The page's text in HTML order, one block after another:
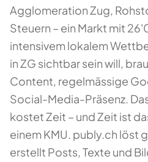
Agglomeration Zug,
Steuern – ein Markt mit
intensivem lokalem
in ZG sichtbar sein will,
Content, regelmässige
Social-Media-Präsenz.
kostet Zeit – und Zeit ist
einem KMU. publy.ch löst
erstellt Posts, Texte und